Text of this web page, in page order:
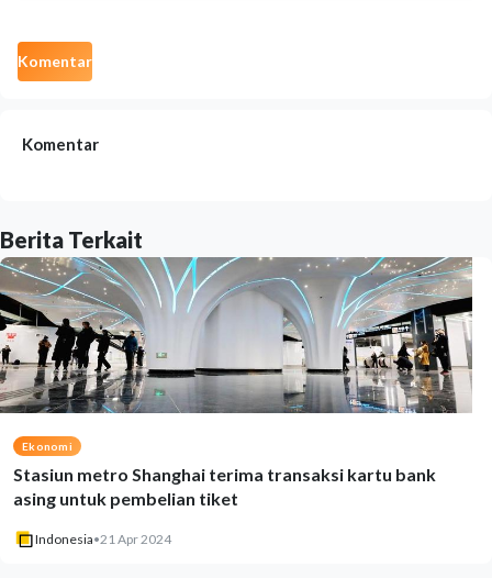
Komentar
Komentar
Berita Terkait
Ekonomi
Stasiun metro Shanghai terima transaksi kartu bank
asing untuk pembelian tiket
Indonesia•21 Apr 2024